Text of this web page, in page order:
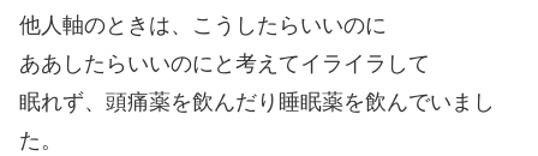
他人軸のときは、こうしたらいいのに
ああしたらいいのにと考えてイライラして
眠れず、頭痛薬を飲んだり睡眠薬を飲んでいまし
た。